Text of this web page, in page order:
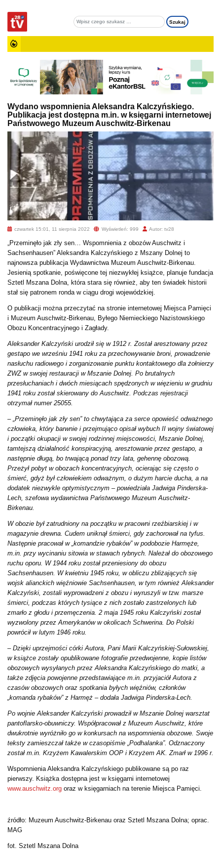
Wydano wspomnienia Aleksandra Kalczyńskiego.
Publikacja jest dostępna m.in. w księgarni internetowej
Państwowego Muzeum Auschwitz-Birkenau
czwartek 15:01, 11 sierpnia 2022 Wyświetleń: 999 Autor: tv28
„Przeminęło jak zły sen… Wspomnienia z obozów Auschwitz i
Sachsenhausen” Aleksandra Kalczyńskiego z Mszany Dolnej to
najnowsza publikacja Wydawnictwa Muzeum Auschwitz-Birkenau.
Jesienią spotkanie, poświęcone tej niezwykłej książce, planuje fundacja
Sztetl Mszana Dolna, która stara się również, aby ten świadek historii
stał się patronem ronda w ciągu drogi wojewódzkiej.
O publikacji można przeczytać na stronie internetowej Miejsca Pamięci
i Muzeum Auschwitz-Birkenau, Byłego Niemieckiego Nazistowskiego
Obozu Koncentracyjnego i Zagłady.
Aleksander Kalczyński urodził się w 1912 r. Został aresztowany przez
gestapo we wrześniu 1941 roku za przechowywanie broni, prowadzenie
nasłuchu radiowego i zorganizowanie punktu kontaktowego dla żołnierzy
ZWZ w swojej restauracji w Mszanie Dolnej. Po brutalnych
przesłuchaniach i dwóch miesiącach spędzonych w więzieniu w grudniu
1941 roku został skierowany do Auschwitz. Podczas rejestracji
otrzymał numer 25055.
– „Przeminęło jak zły sen” to chwytająca za serce opowieść odważnego
człowieka, który barwnie i przejmująco opisał wybuch II wojny światowej
i początki okupacji w swojej rodzinnej miejscowości, Mszanie Dolnej,
tamtejszą działalność konspiracyjną, aresztowanie przez gestapo, a
następnie długą, bo trwającą ponad trzy lata, gehennę obozową.
Przeżył pobyt w obozach koncentracyjnych, ocierając się często o
śmierć, gdyż był człowiekiem odważnym, o dużym harcie ducha, a na
dodatek niezwykle optymistycznym – powiedziała Jadwiga Pinderska-
Lech, szefowa wydawnictwa Państwowego Muzeum Auschwitz-
Birkenau.
W obozie był zatrudniony na początku w pracowni rzeźbiarskiej i w
magazynie drewna. Cudem uniknął śmierci, gdy zachorował na tyfus.
Następnie pracował w „komandzie rybaków” w podobozie Harmęże,
m.in. przy wycinaniu sitowia w stawach rybnych. Należał do obozowego
ruchu oporu. W 1944 roku został przeniesiony do obozu
Sachsenhausen. W kwietniu 1945 roku, w obliczu zbliżających się
wojsk alianckich więźniowie Sachsenhausen, w tym również Aleksander
Kalczyński, zostali wyprowadzeni z obozu i wyruszyli w tzw. marsze
śmierci, podczas których tysiące z nich zostało zastrzelonych lub
zmarło z głodu i przemęczenia. 2 maja 1945 roku Kalczyński został
wyzwolony przez Amerykanów w okolicach Schwerina. Do Polski
powrócił w lutym 1946 roku.
– Dzięki uprzejmości córki Autora, Pani Marii Kalczyńskiej-Sułowskiej,
w książce zostały opublikowane fotografie przedwojenne, kopie listów
obozowych wysyłanych przez Aleksandra Kalczyńskiego do matki, a
także zdjęcia powojenne przedstawiające m.in. przyjaciół Autora z
czasów obozowych oraz spotkania byłych więźniów, członków
„komanda rybaków” z Harmęż – dodała Jadwiga Pinderska-Lech.
Po wojnie Aleksander Kalczyński prowadził w Mszanie Dolnej warsztat
pantoflarsko-obuwniczy. Współpracował z Muzeum Auschwitz, które
dwukrotnie wyróżniło go w konkursach na wspomnienia obozowe. Swoje
teksty zamieszczał także w czasopiśmie „Podhalanka”. Odznaczony
został m.in. Krzyżem Kawalerskim OOP i Krzyżem AK. Zmarł w 1996 r.
Wspomnienia Aleksandra Kalczyńskiego publikowane są po raz
pierwszy. Książka dostępna jest w księgarni internetowej
www.auschwitz.org oraz w księgarniach na terenie Miejsca Pamięci.
źródło: Muzeum Auschwitz-Birkenau oraz Sztetl Mszana Dolna; oprac.
MAG
fot. Sztetl Mszana Dolna